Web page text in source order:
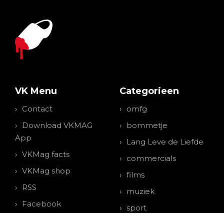
VK Menu
Contact
Download VKMAG
App
VKMag facts
VKMag shop
RSS
Facebook
Categorieen
omfg
bommetje
Lang Leve de Liefde
commercials
films
muziek
sport